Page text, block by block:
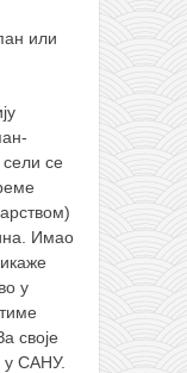
или
се
Имао
у
своје
у САНУ.